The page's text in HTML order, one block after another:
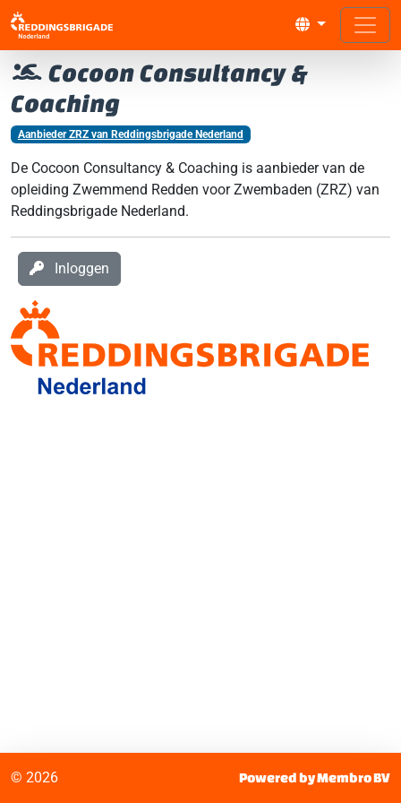
Cocoon Consultancy &
Coaching
Aanbieder ZRZ van Reddingsbrigade Nederland
De Cocoon Consultancy & Coaching is aanbieder van de
opleiding Zwemmend Redden voor Zwembaden (ZRZ) van
Reddingsbrigade Nederland.
Inloggen
© 2026 Powered by Membro BV